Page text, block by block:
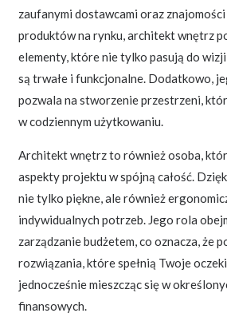
zaufanymi dostawcami oraz
produktów na rynku, architekt wnętrz
elementy, które nie tylko pasują do
są trwałe i funkcjonalne. Dodatkowo,
pozwala na stworzenie przestrzeni,
w codziennym użytkowaniu.
Architekt wnętrz to również osoba,
aspekty projektu w spójną całość.
nie tylko piękne, ale również
indywidualnych potrzeb. Jego rola
zarządzanie budżetem, co oznacza, że
rozwiązania, które spełnią Twoje
jednocześnie mieszcząc się w
finansowych.